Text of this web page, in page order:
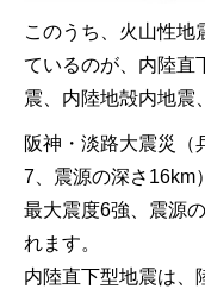
このうち、火山性地
ているのが、内陸直
震、内陸地殻内地震
阪神・淡路大震災（
7、震源の深さ16km
最大震度6強、震源
れます。
内陸直下型地震は、